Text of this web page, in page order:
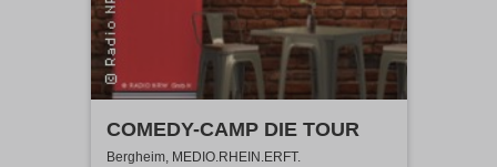
COMEDY-CAMP DIE TOUR
Bergheim, MEDIO.RHEIN.ERFT.